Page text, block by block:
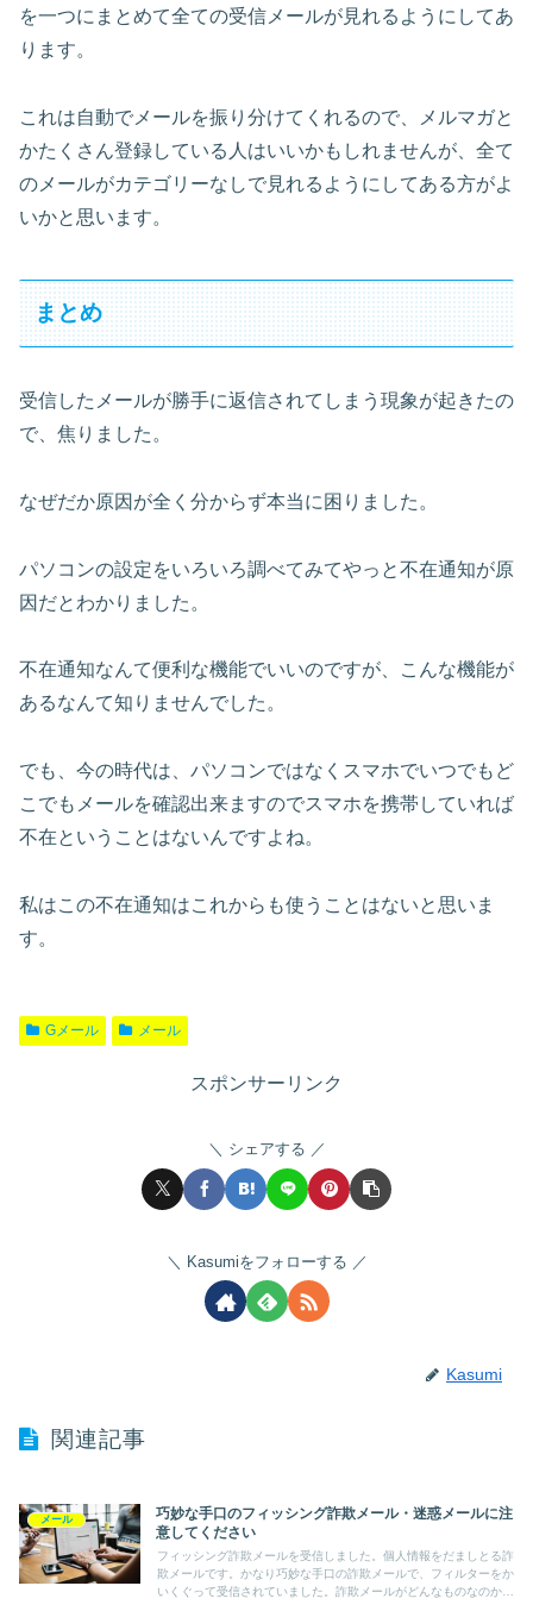
を一つにまとめて全ての受信メールが見れるようにしてあ
ります。
これは自動でメールを振り分けてくれるので、メルマガと
かたくさん登録している人はいいかもしれませんが、全て
のメールがカテゴリーなしで見れるようにしてある方がよ
いかと思います。
まとめ
受信したメールが勝手に返信されてしまう現象が起きたの
で、焦りました。
なぜだか原因が全く分からず本当に困りました。
パソコンの設定をいろいろ調べてみてやっと不在通知が原
因だとわかりました。
不在通知なんて便利な機能でいいのですが、こんな機能が
あるなんて知りませんでした。
でも、今の時代は、パソコンではなくスマホでいつでもど
こでもメールを確認出来ますのでスマホを携帯していれば
不在ということはないんですよね。
私はこの不在通知はこれからも使うことはないと思いま
す。
Gメール メール
スポンサーリンク
シェアする
Kasumiをフォローする
Kasumi
関連記事
メール
巧妙な手口のフィッシング詐欺メール・迷惑メールに注
意してください
フィッシング詐欺メールを受信しました。個人情報をだましとる詐
欺メールです。かなり巧妙な手口の詐欺メールで、フィルターをか
いくぐって受信されていました。詐欺メールがどんなものなのか、